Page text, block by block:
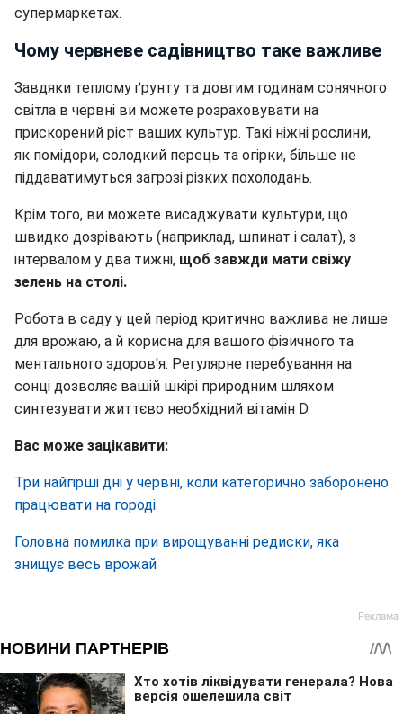
супермаркетах.
Чому червневе садівництво таке важливе
Завдяки теплому ґрунту та довгим годинам сонячного
світла в червні ви можете розраховувати на
прискорений ріст ваших культур. Такі ніжні рослини,
як помідори, солодкий перець та огірки, більше не
піддаватимуться загрозі різких похолодань.
Крім того, ви можете висаджувати культури, що
швидко дозрівають (наприклад, шпинат і салат), з
інтервалом у два тижні, щоб завжди мати свіжу
зелень на столі.
Робота в саду у цей період критично важлива не лише
для врожаю, а й корисна для вашого фізичного та
ментального здоров'я. Регулярне перебування на
сонці дозволяє вашій шкірі природним шляхом
синтезувати життєво необхідний вітамін D.
Вас може зацікавити:
Три найгірші дні у червні, коли категорично заборонено
працювати на городі
Головна помилка при вирощуванні редиски, яка
знищує весь врожай